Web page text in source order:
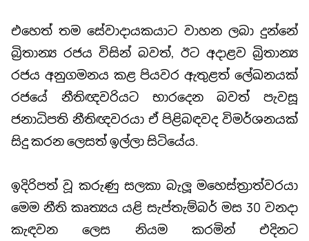
එහෙත් තම සේවාදායකයාට වාහන ලබා දුන්නේ
බ්‍රිතාන්‍ය රජය විසින් බවත්, ඊට අදාළව බ්‍රිතාන්‍ය
රජය අනුගමනය කළ පියවර ඇතුළත් ලේඛනයක්
රජයේ නීතිඥවරියට භාරදෙන බවත් පැවසූ
ජනාධිපති නීතිඥවරයා ඒ පිළිබඳවද විමර්ශනයක්
සිදු කරන ලෙසත් ඉල්ලා සිටියේය.
ඉදිරිපත් වූ කරුණු සලකා බැලූ මහෙස්ත්‍රාත්වරයා
මෙම නීති කෘත්‍යය යළි සැප්තැම්බර් මස 30 වනදා
කැඳවන ලෙස නියම කරමින් එදිනට